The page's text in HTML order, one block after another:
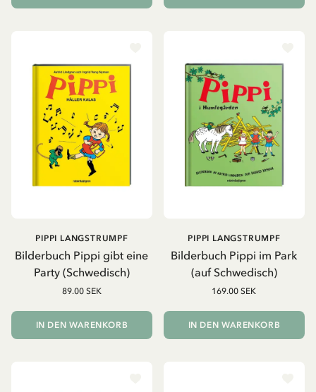
Bilderbuch Pippi gibt eine
Party (Schwedisch)
PIPPI LANGSTRUMPF
89.00 SEK
IN DEN WARENKORB
Bilderbuch Pippi im Park
(auf Schwedisch)
PIPPI LANGSTRUMPF
169.00 SEK
IN DEN WARENKORB